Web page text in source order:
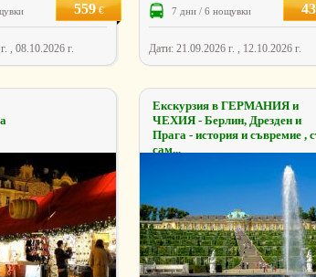
559€
, 08.10.2026 г.
7 дни / 6 нощувки
Дати: 21.09.2026 г. , 12.10.2026 г.
Екскурзия в ГЕРМАНИЯ и
ЧЕХИЯ - Берлин, Дрезден и
Прага - история и съвремие ,
сам...